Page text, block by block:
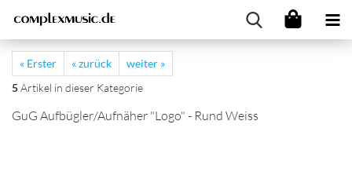
« Erster « zurück
weiter »
5Artikel in dieser Kategorie
GuG Aufbügler/Aufnäher "Logo" - Rund Weiss